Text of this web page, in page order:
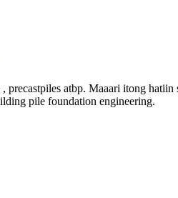
atbp. Maaari itong
pile foundation engineering.